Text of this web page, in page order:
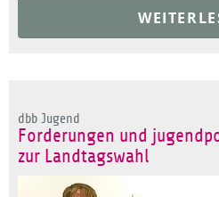
dbb Jugend
Forderungen und
zur Landtagswahl